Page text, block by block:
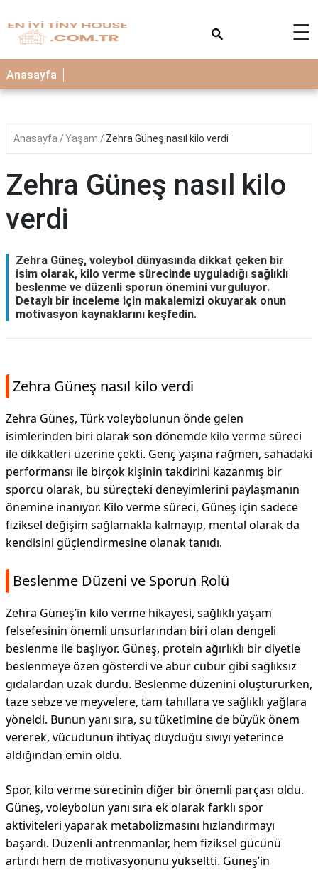
☰
Anasayfa
Anasayfa Yaşam Zehra Güneş nasıl kilo verdi
Zehra Güneş nasıl kilo
verdi
Zehra Güneş, voleybol dünyasında dikkat çeken bir
isim olarak, kilo verme sürecinde uyguladığı sağlıklı
beslenme ve düzenli sporun önemini vurguluyor.
Detaylı bir inceleme için makalemizi okuyarak onun
motivasyon kaynaklarını keşfedin.
Zehra Güneş nasıl kilo verdi
Zehra Güneş, Türk voleybolunun önde gelen
isimlerinden biri olarak son dönemde kilo verme süreci
ile dikkatleri üzerine çekti. Genç yaşına rağmen, sahadaki
performansı ile birçok kişinin takdirini kazanmış bir
sporcu olarak, bu süreçteki deneyimlerini paylaşmanın
önemine inanıyor. Kilo verme süreci, Güneş için sadece
fiziksel değişim sağlamakla kalmayıp, mental olarak da
kendisini güçlendirmesine olanak tanıdı.
Beslenme Düzeni ve Sporun Rolü
Zehra Güneş’in kilo verme hikayesi, sağlıklı yaşam
felsefesinin önemli unsurlarından biri olan dengeli
beslenme ile başlıyor. Güneş, protein ağırlıklı bir diyetle
beslenmeye özen gösterdi ve abur cubur gibi sağlıksız
gıdalardan uzak durdu. Beslenme düzenini oluştururken,
taze sebze ve meyvelere, tam tahıllara ve sağlıklı yağlara
yöneldi. Bunun yanı sıra, su tüketimine de büyük önem
vererek, vücudunun ihtiyaç duyduğu sıvıyı yeterince
aldığından emin oldu.
Spor, kilo verme sürecinin diğer bir önemli parçası oldu.
Güneş, voleybolun yanı sıra ek olarak farklı spor
aktiviteleri yaparak metabolizmasını hızlandırmayı
başardı. Düzenli antrenmanlar, hem fiziksel gücünü
artırdı hem de motivasyonunu yükseltti. Güneş’in